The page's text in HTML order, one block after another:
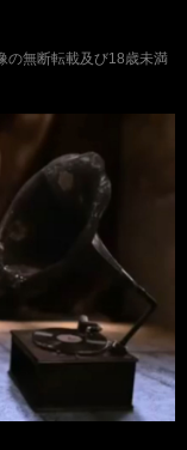
の無断転載及び18歳未満